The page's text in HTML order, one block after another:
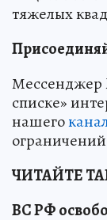
тяжелых
При
Мессенджер
списке»
нашего
ЧИТАЙТЕ
ВС РФ